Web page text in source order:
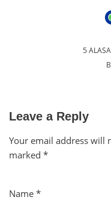
5
Leave a Reply
Your email address will
marked *
Name *